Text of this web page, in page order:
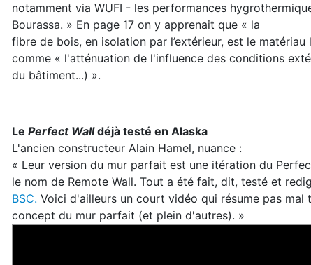
notamment via WUFI - les performances
Bourassa. » En page 17 on y apprenait que « la
fibre de bois, en isolation par l’extérieur, est le
comme « l'atténuation de l'influence des conditions
du bâtiment...) ».
Le Perfect Walldéjà testé en Alaska
L'ancien constructeur Alain Hamel, nuance :
« Leur version du mur parfait est une itération du
le nom de Remote Wall. Tout a été fait, dit, testé et
BSC. Voici d'ailleurs un court vidéo qui résume pas
concept du mur parfait (et plein d'autres). »